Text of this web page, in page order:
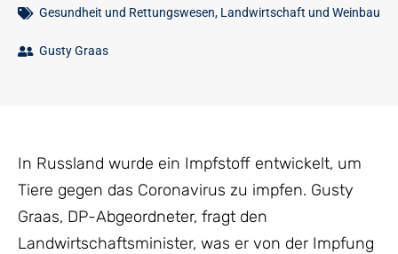
Gesundheit und Rettungswesen, Landwirtschaft und Weinbau
Gusty Graas
In Russland wurde ein Impfstoff entwickelt, um
Tiere gegen das Coronavirus zu impfen. Gusty
Graas, DP-Abgeordneter, fragt den
Landwirtschaftsminister, was er von der Impfung